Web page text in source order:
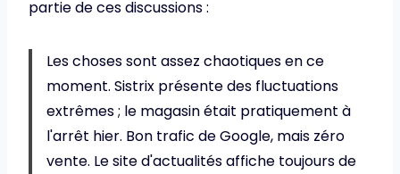
partie de ces discussions :
Les choses sont assez chaotiques en ce
moment. Sistrix présente des fluctuations
extrêmes ; le magasin était pratiquement à
l'arrêt hier. Bon trafic de Google, mais zéro
vente. Le site d'actualités affiche toujours de